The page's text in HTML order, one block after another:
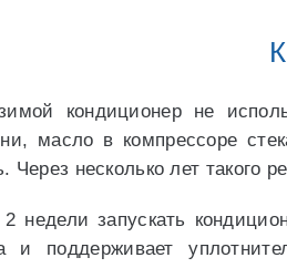
кондиционер не
масло в компрессоре
Через несколько лет такого
недели запускать
и поддерживает